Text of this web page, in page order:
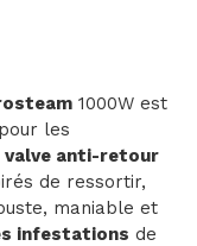
1000W est
les
valve anti-retour
de ressortir,
maniable et
infestations de